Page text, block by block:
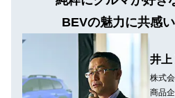
BEVの魅力に共感い
井上
株式
商品